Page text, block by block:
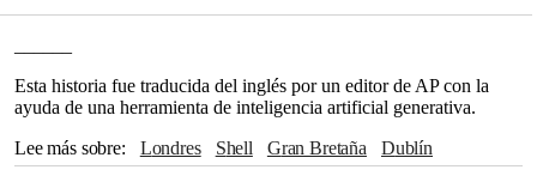
Esta historia fue traducida del inglés por un editor de AP con la
ayuda de una herramienta de inteligencia artificial generativa.
Lee más sobre
Londres Shell Gran Bretaña
Dublín